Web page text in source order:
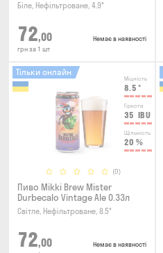
Біле, Нефільтроване, 4.9°
72,00
грн за 1 шт
Немає в наявності
Міцність
8.5 °
Гіркота
35 IBU
Щільність
20 %
(0)
Тільки онлайн
Пиво Mikki Brew Mister
Durbecalo Vintage Ale 0.33л
Світле, Нефільтроване, 8.5°
72,00 Немає в наявності